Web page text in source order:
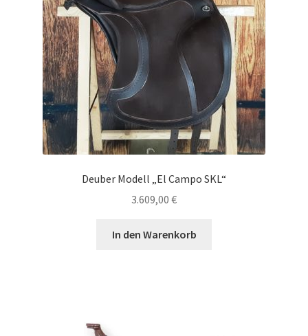
Deuber Modell „El Campo SKL“
3.609,00 €
In den Warenkorb